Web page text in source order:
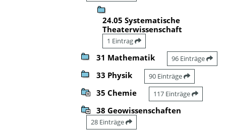
24.05 Systematische
Theaterwissenschaft
1 Eintrag
31 Mathematik 96 Einträge
33 Physik 90 Einträge
35 Chemie 117 Einträge
38 Geowissenschaften
28 Einträge